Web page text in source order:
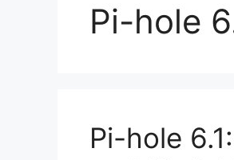
Pi-hole
Pi-hole